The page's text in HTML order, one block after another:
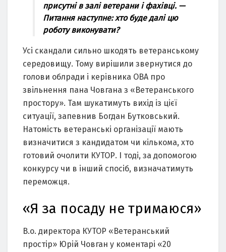
присутні в залі ветерани і фахівці. —
Питання наступне: хто буде далі цю
роботу виконувати?
Усі скандали сильно шкодять ветеранському
середовищу. Тому вирішили звернутися до
голови облради і керівника ОВА про
звільнення пана Човгана з «Ветеранського
простору». Там шукатимуть вихід із цієї
ситуації, запевнив Богдан Бутковський.
Натомість ветеранські організації мають
визначитися з кандидатом чи кількома, хто
готовий очолити КУТОР. І тоді, за допомогою
конкурсу чи в інший спосіб, визначатимуть
переможця.
«Я за посаду не тримаюся»
В.о. директора КУТОР «Ветеранський
простір» Юрій Човган у коментарі «20